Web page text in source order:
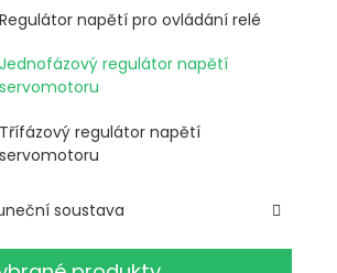
Regulátor napětí pro ovládání relé
Jednofázový regulátor napětí
servomotoru
Třífázový regulátor napětí
servomotoru
soustava